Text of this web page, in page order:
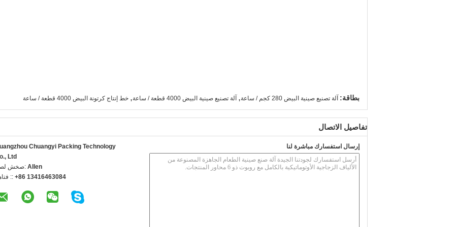
بطاقة: آلة تصنيع صينية البيض 280 كجم / ساعة , آلة تصنيع صينية البيض 4000 قطعة / ساعة , خط إنتاج كرتونة البيض 4000 قطعة / ساعة
تفاصيل الاتصال
Chuangyi Packing Technology
Ltd
اتصل Allen
+86 13416463084
إرسال استفسارك مباشرة لنا